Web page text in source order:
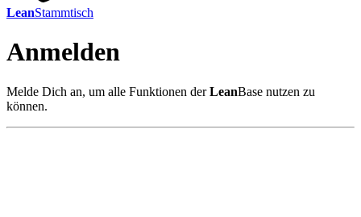
LeanStammtisch
Anmelden
Melde Dich an, um alle Funktionen derLeanBase nutzen zu
können.